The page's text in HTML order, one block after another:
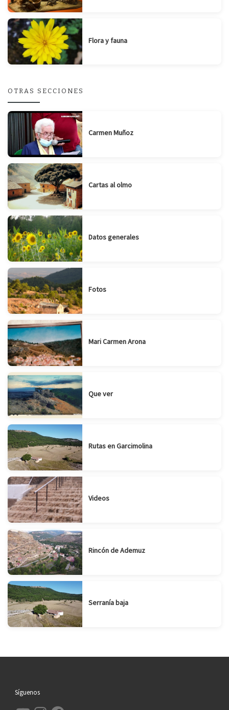
Flora y fauna
OTRAS SECCIONES
Carmen Muñoz
Cartas al olmo
Datos generales
Fotos
Mari Carmen Arona
Que ver
Rutas en Garcimolina
Videos
Rincón de Ademuz
Serranía baja
Síguenos
YouTube InstagramFacebook